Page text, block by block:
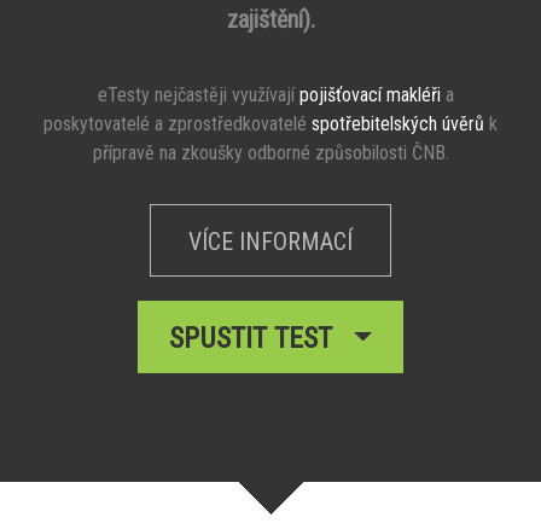
zajištění).
eTesty nejčastěji využívajípojišťovací makléři a
poskytovatelé a zprostředkovatelé spotřebitelských úvěrů k
přípravě na zkoušky odborné způsobilosti ČNB.
VÍCE INFORMACÍ
SPUSTIT TEST